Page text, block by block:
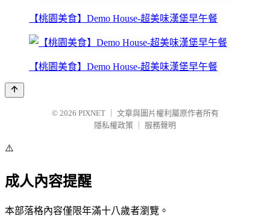
【桃園美食】Demo House-超美味漢堡早午餐
【桃園美食】Demo House-超美味漢堡早午餐
© 2026 PIXNET
文章與圖片權利屬原作者所有
隱私權政策
服務聲明
⚠️
成人內容提醒
本部落格內容僅限年滿十八歲者瀏覽。